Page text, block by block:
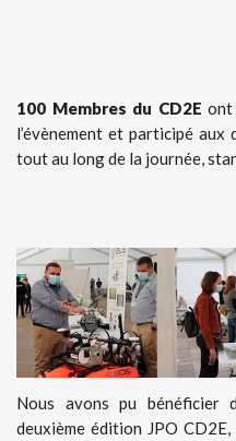
100 Membres du CD2E ont
l’évènement et participé
tout au long de la journée,
Nous avons pu bénéficier
deuxième édition JPO